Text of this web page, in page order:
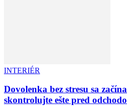
INTERIÉR
Dovolenka bez stresu sa
skontrolujte ešte pred